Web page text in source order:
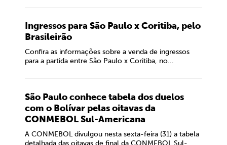
Ingressos para São Paulo x Coritiba, pelo
Brasileirão
Confira as informações sobre a venda de ingressos
para a partida entre São Paulo x Coritiba, no...
São Paulo conhece tabela dos duelos
com o Bolívar pelas oitavas da
CONMEBOL Sul-Americana
A CONMEBOL divulgou nesta sexta-feira (31) a tabela
detalhada das oitavas de final da CONMEBOL Sul-